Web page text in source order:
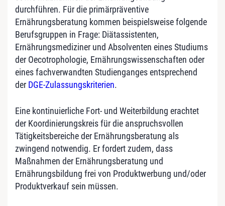
durchführen. Für die primärpräventive
Ernährungsberatung kommen beispielsweise folgende
Berufsgruppen in Frage: Diätassistenten,
Ernährungsmediziner und Absolventen eines Studiums
der Oecotrophologie, Ernährungswissenschaften oder
eines fachverwandten Studien­ganges entsprechend
der DGE-Zulassungskriterien.
Eine kontinuierliche Fort- und Weiterbildung erachtet
der Koordinierungskreis für die anspruchsvollen
Tätigkeitsbereiche der Ernährungsberatung als
zwingend notwendig. Er fordert zudem, dass
Maßnahmen der Ernährungsberatung und
Ernährungsbildung frei von Produktwerbung und/oder
Produktverkauf sein müssen.